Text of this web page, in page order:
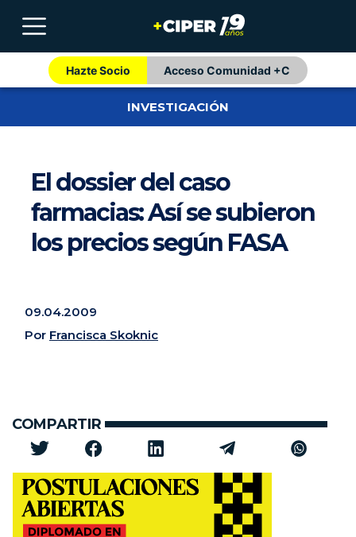
Hazte Socio Acceso Comunidad +C
INVESTIGACIÓN
El dossier del caso
farmacias: Así se subieron
los precios según FASA
09.04.2009
Por Francisca Skoknic
COMPARTIR